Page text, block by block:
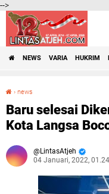
-->
NEWS VARIA HUKRIM
› news
Baru selesai
Kota Langsa
LintasAtjeh
04 Januari, 2022,